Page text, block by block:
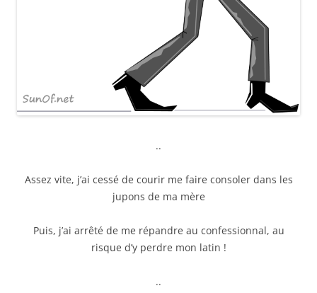
..
Assez vite, j’ai cessé de courir me faire consoler dans les
jupons de ma mère
Puis, j’ai arrêté de me répandre au confessionnal, au
risque d’y perdre mon latin !
..